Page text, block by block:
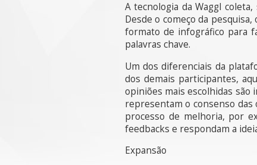
A tecnologia da Waggl
Desde o começo da
formato de infográfico para
palavras chave.
Um dos diferenciais da
dos demais participantes,
opiniões mais escolhidas são
representam o consenso das
processo de melhoria, por
feedbacks e respondam a
Expansão